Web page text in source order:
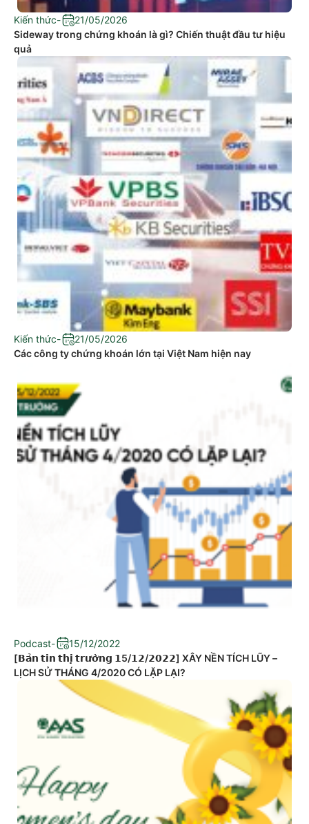
Kiến thức-
21/05/2026
Sideway trong chứng khoán là gì? Chiến thuật đầu tư hiệu
quả
Kiến thức-
21/05/2026
Các công ty chứng khoán lớn tại Việt Nam hiện nay
Podcast-
15/12/2022
[𝗕𝗮̉𝗻 𝘁𝗶𝗻 𝘁𝗵𝗶̣ 𝘁𝗿𝘂̛𝗼̛̀𝗻𝗴 𝟭5/𝟭𝟮/𝟮𝟬𝟮𝟮] XÂY NỀN TÍCH LŨY –
LỊCH SỬ THÁNG 4/2020 CÓ LẶP LẠI?